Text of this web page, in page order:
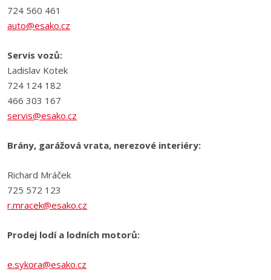
724 560 461
auto@esako.cz
Servis vozů:
Ladislav Kotek
724 124 182
466 303 167
servis@esako.cz
Brány, garážová vrata, nerezové interiéry:
Richard Mráček
725 572 123
r.mracek@esako.cz
Prodej lodí a lodních motorů:
e.sykora@esako.cz